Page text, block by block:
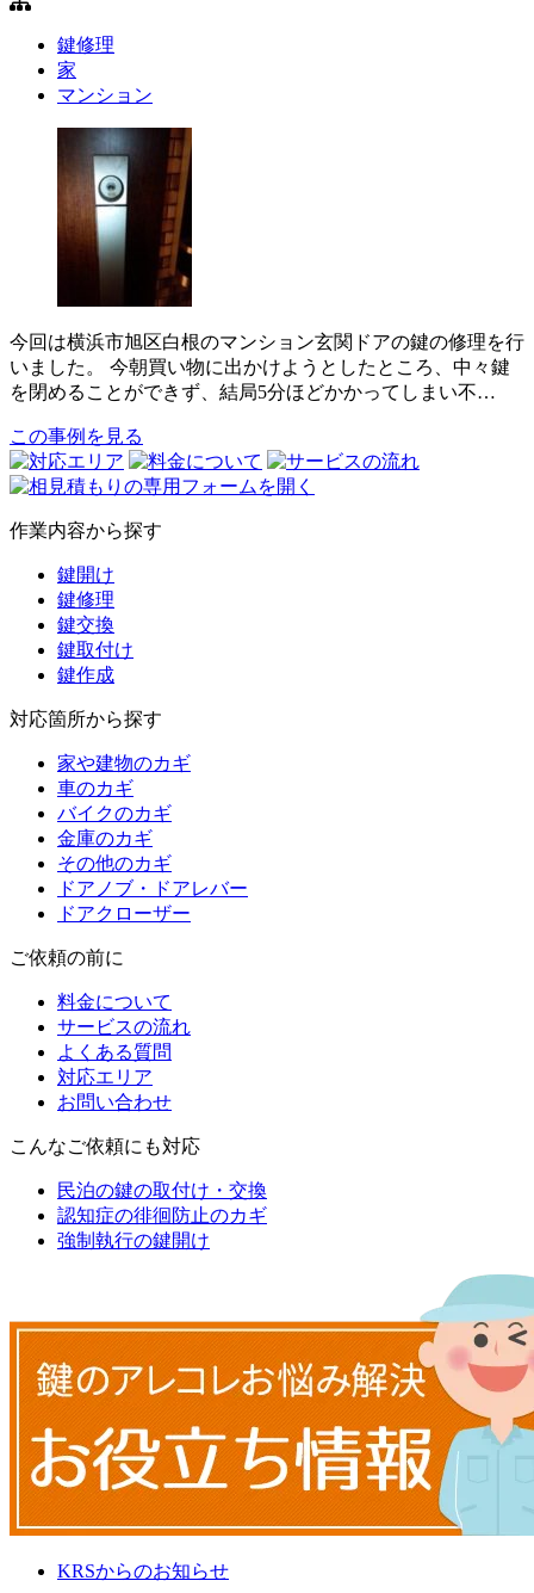
鍵修理
家
マンション
今回は横浜市旭区白根のマンション玄関ドアの鍵の修理を行
いました。 今朝買い物に出かけようとしたところ、中々鍵
を閉めることができず、結局5分ほどかかってしまい不…
この事例を見る
作業内容から探す
鍵開け
鍵修理
鍵交換
鍵取付け
鍵作成
対応箇所から探す
家や建物のカギ
車のカギ
バイクのカギ
金庫のカギ
その他のカギ
ドアノブ・ドアレバー
ドアクローザー
ご依頼の前に
料金について
サービスの流れ
よくある質問
対応エリア
お問い合わせ
こんなご依頼にも対応
民泊の鍵の取付け・交換
認知症の徘徊防止のカギ
強制執行の鍵開け
KRSからのお知らせ